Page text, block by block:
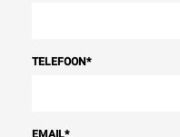
TELEFOON*